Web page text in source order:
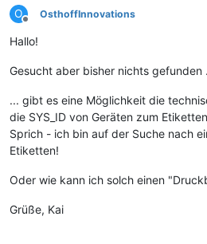
O
Offline
OsthoffInnovations
Hallo!
Gesucht aber bisher nichts gefunden
... gibt es eine Möglichkeit die
die SYS_ID von Geräten zum
Sprich - ich bin auf der Suche nach
Etiketten!
Oder wie kann ich solch einen
Grüße, Kai